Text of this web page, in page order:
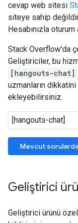
cevap web sitesi
siteye sahip
Hesabınızla
Stack Overflow'da
Geliştiriciler, bu
[hangouts-chat]
uzmanların
ekleyebilirsiniz.
Mevcut
Geliştirici
Geliştirici ürünü